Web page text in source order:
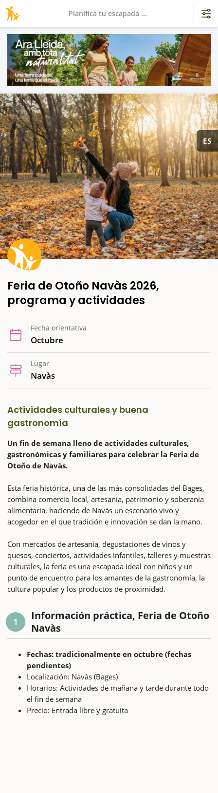
ES
Feria de Otoño Navàs 2026,
programa y actividades
Fecha orientativa
Octubre
Lugar
Navàs
Actividades culturales y buena
gastronomía
Un fin de semana lleno de actividades culturales,
gastronómicas y familiares para celebrar la Feria de
Otoño de Navàs.
Esta feria histórica, una de las más consolidadas del Bages,
combina comercio local, artesanía, patrimonio y soberanía
alimentaria, haciendo de Navàs un escenario vivo y
acogedor en el que tradición e innovación se dan la mano.
Con mercados de artesanía, degustaciones de vinos y
quesos, conciertos, actividades infantiles, talleres y muestras
culturales, la feria es una escapada ideal con niños y un
punto de encuentro para los amantes de la gastronomía, la
cultura popular y los productos de proximidad.
1
Información práctica, Feria de Otoño
Navàs
Fechas: tradicionalmente en octubre (fechas
pendientes)
Localización: Navàs (Bages)
Horarios: Actividades de mañana y tarde durante todo
el fin de semana
Precio: Entrada libre y gratuita
Planifica tu escapada ...